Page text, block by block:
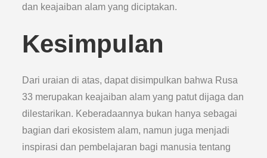
dan keajaiban alam yang diciptakan.
Kesimpulan
Dari uraian di atas, dapat disimpulkan bahwa Rusa
33 merupakan keajaiban alam yang patut dijaga dan
dilestarikan. Keberadaannya bukan hanya sebagai
bagian dari ekosistem alam, namun juga menjadi
inspirasi dan pembelajaran bagi manusia tentang